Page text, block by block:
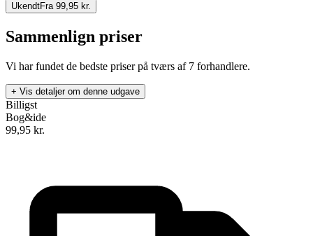
UkendtFra 99,95 kr.
Sammenlign priser
Vi har fundet de bedste priser på tværs af 7 forhandlere.
+ Vis detaljer om denne udgave
Teddy en sommerdag
Lin Hallberg
Billigst
Bog&ide
99,95 kr.